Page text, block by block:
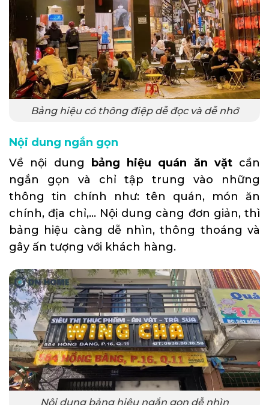
Bảng hiệu có thông điệp dễ đọc và dễ nhớ
Nội dung ngắn gọn
Về nội dung bảng hiệu quán ăn vặtcần
ngắn gọn và chỉ tập trung vào những
thông tin chính như: tên quán, món ăn
chính, địa chỉ,… Nội dung càng đơn giản, thì
bảng hiệu càng dễ nhìn, thông thoáng và
gây ấn tượng với khách hàng.
Nội dung bảng hiệu ngắn gọn dễ nhìn